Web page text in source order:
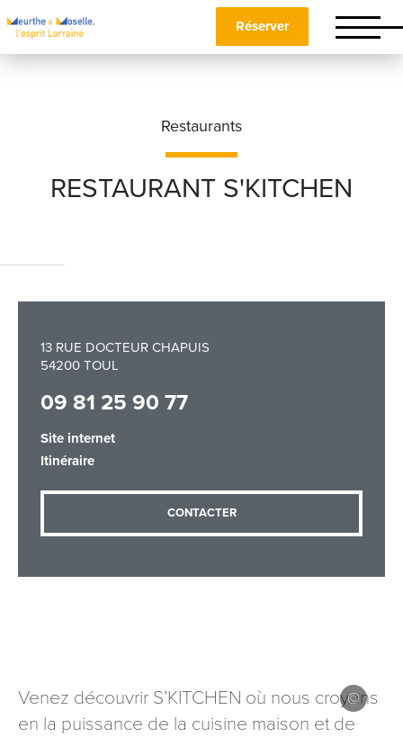
Réserver
Restaurants
RESTAURANT S'KITCHEN
13 RUE DOCTEUR CHAPUIS
54200 TOUL
09 81 25 90 77
Site internet
Itinéraire
CONTACTER
Venez découvrir S’KITCHEN où nous croyons
en la puissance de la cuisine maison et de
Prénom*
nécessaires au traitement de votre demande (sauf